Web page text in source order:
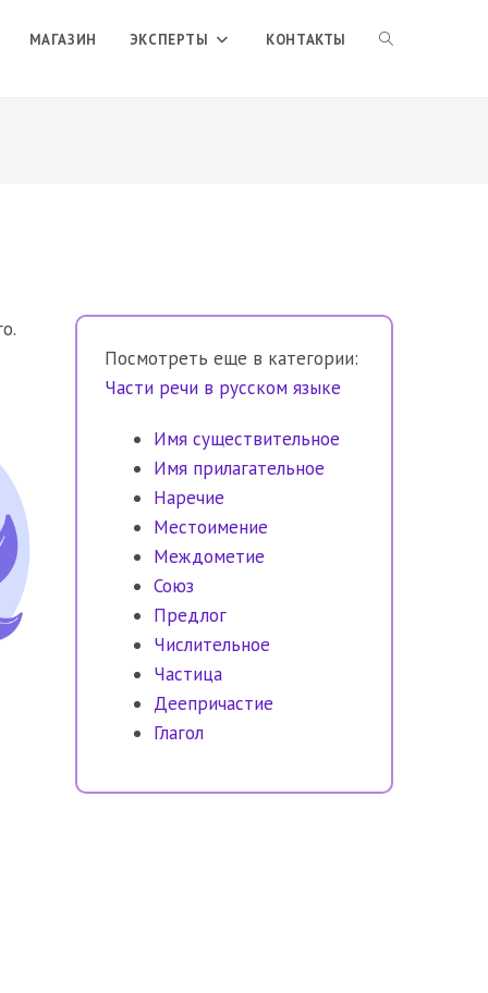
МАГАЗИН ЭКСПЕРТЫ КОНТАКТЫ ПЕРЕКЛЮЧИТЬ
Посмотреть еще в категории:
Части речи в русском языке
Имя существительное
Имя прилагательное
Наречие
Местоимение
Междометие
Союз
Предлог
Числительное
Частица
Деепричастие
Глагол